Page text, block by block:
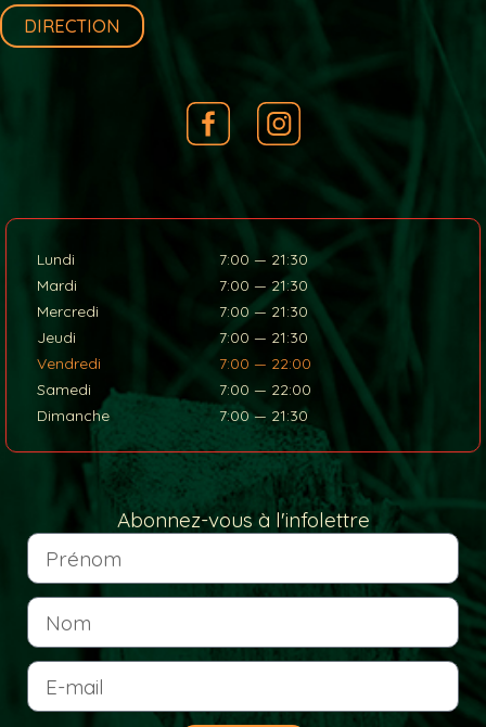
DIRECTION
Lundi
7:00 — 21:30
Mardi
7:00 — 21:30
Mercredi
7:00 — 21:30
Jeudi
7:00 — 21:30
Vendredi
7:00 — 22:00
Samedi
7:00 — 22:00
Dimanche
7:00 — 21:30
Abonnez-vous à l'infolettre